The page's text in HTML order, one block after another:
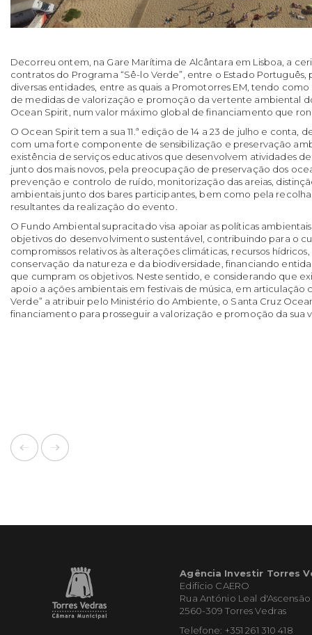
Decorreu ontem, na Gare Marítima de Alcântara em Lisboa, a
contratos do Programa “Sê-lo Verde”, entre o Estado
diversas entidades, entre as quais a Promotorres EM, tendo
de medidas de valorização e promoção da vertente ambiental
Ocean Spirit, num valor máximo global de financiamento que
O Ocean Spirit tem a sua 11.ª edição de 14 a 23 de julho e conta,
com uma forte componente de sensibilização e preservação
existência de serviços educativos que desenvolvem atividades
junto dos mais novos, pela preocupação de preservação dos
prevenção e controlo de ruído, monitorização das areias,
ambientais junto dos bares participantes, bem como pela
resultantes da realização do evento.
O Fundo Ambiental supracitado visa apoiar as políticas
objetivos do desenvolvimento sustentável, contribuindo para o
compromissos relativos às alterações climáticas, recursos hídricos,
conservação da natureza e da biodiversidade, financiando
que cumpram os objetivos. Neste sentido, e considerando que
apoio a ações ambientais em festivais de música, em articulação
Verde” a atribuir pelo Ministério do Ambiente, o Santa Cruz
financiamento para prosseguir a valorização e promoção da sua
Agência Investir Torres
Edifício CAERO
Rua António Leal d'Ascensão
2560-309 Torres Vedras
Telefone: +351 261 310 418